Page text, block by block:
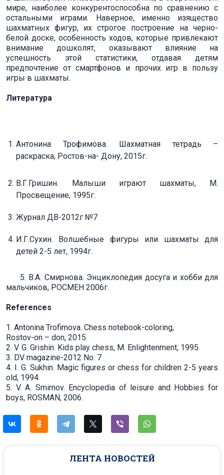
ЛЕНТА НОВОСТЕЙ
мире, наиболее конкурентоспособна по сравнению с
остальными играми. Наверное, именно изящество
шахматных фигур, их строгое построение на черно-
белой доске, особенность ходов, которые привлекают
внимание дошколят, оказывают влияние на
успешность этой статистики, отдавая детям
предпочтение от смартфонов и прочих игр в пользу
игры в шахматы.
Литература
Антонина Трофимова. Шахматная тетрадь –
раскраска, Ростов-на- Дону, 2015г.
В.Г.Гришин. Малыши играют шахматы, М.
Просвещение, 1995г.
Журнал ДВ-2012г №7
И.Г.Сухин. Волшебные фигуры или шахматы для
детей 2-5 лет, 1994г.
5. В.А. Смирнова. Энциклопедия досуга и хобби для
мальчиков, РОСМЕН 2006г.
References
1. Antonina Trofimova. Chess notebook-coloring,
Rostov-on – don, 2015.
2. V. G. Grishin. Kids play chess, M. Enlightenment, 1995
3. DV magazine-2012 No. 7
4. I. G. Sukhin. Magic figures or chess for children 2-5 years
old, 1994
5. V. A. Smirnov. Encyclopedia of leisure and Hobbies for
boys, ROSMAN, 2006.